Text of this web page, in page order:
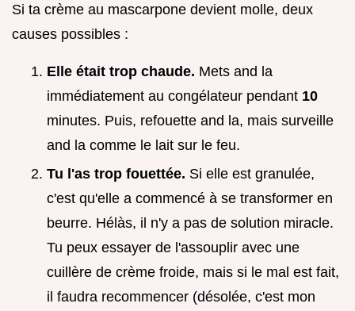
Si ta crème au mascarpone devient molle, deux
causes possibles :
Elle était trop chaude. Mets and la
immédiatement au congélateur pendant 10
minutes. Puis, refouette and la, mais surveille
and la comme le lait sur le feu.
Tu l'as trop fouettée. Si elle est granulée,
c'est qu'elle a commencé à se transformer en
beurre. Hélàs, il n'y a pas de solution miracle.
Tu peux essayer de l'assouplir avec une
cuillère de crème froide, mais si le mal est fait,
il faudra recommencer (désolée, c'est mon